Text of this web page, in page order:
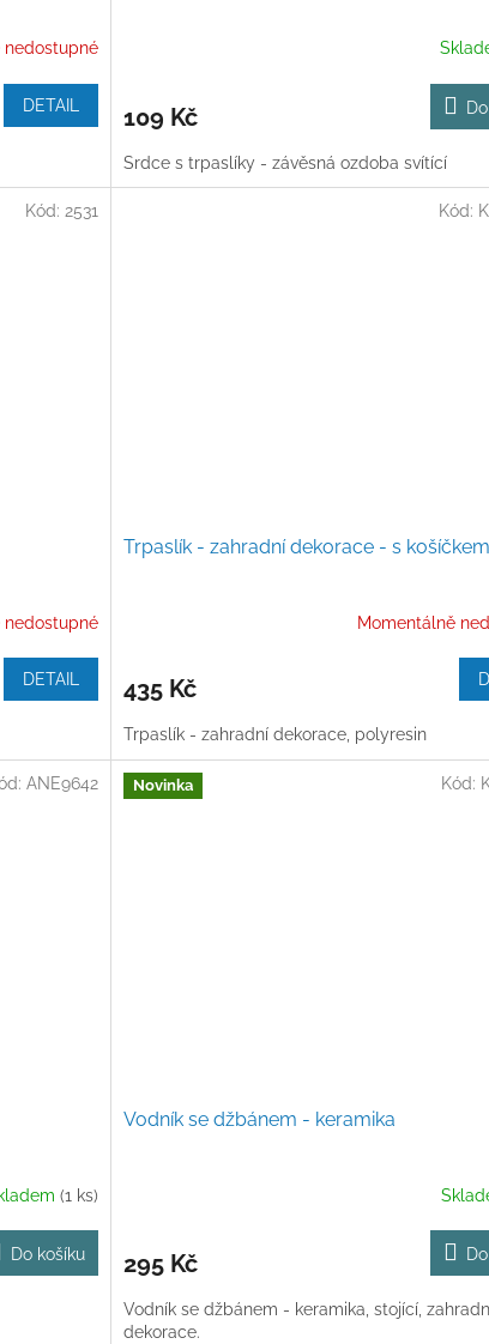
nedostupné
DETAIL 109 Kč
Srdce s trpaslíky - závěsná ozdoba svítící
nedostupné
DETAIL
Kód: 2531
Trpaslík - zahradní dekorace - s košíčkem
Momentálně
435 Kč
Trpaslík - zahradní dekorace, polyresin
Kód:
(1 ks)
Do košíku
ANE9642 Novinka
Vodník se džbánem - keramika
295 Kč
Vodník se džbánem - keramika, stojící,
dekorace.
Kód: